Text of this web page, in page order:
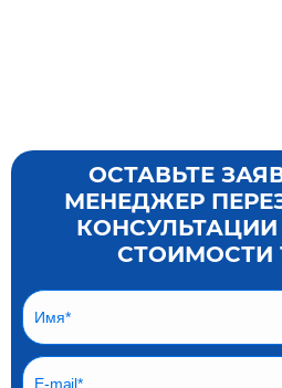
ОСТАВЬТЕ
МЕНЕДЖЕР
КОНСУЛЬТАЦИИ
СТОИМОСТИ